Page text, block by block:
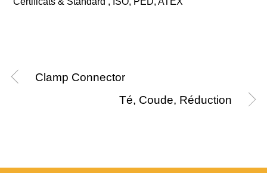
Clamp Connector
Té, Coude, Réduction